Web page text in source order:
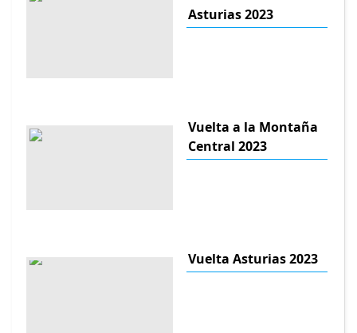
Asturias 2023
Vuelta a la Montaña
Central 2023
Vuelta Asturias 2023